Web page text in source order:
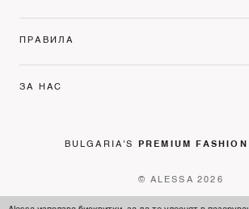
ПРАВИЛА
ЗА НАС
BULGARIA'S PREMIUM FASHION
© ALESSA 2026